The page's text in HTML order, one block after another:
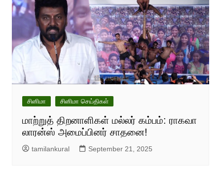
சினிமா சினிமா செய்திகள்
மாற்றுத் திறனாளிகள் மல்லர் கம்பம்: ராகவா
லாரன்ஸ் அமைப்பினர் சாதனை!
tamilankural September 21, 2025